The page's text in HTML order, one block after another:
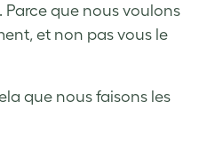
que nous voulons
et non pas vous le
que nous faisons les